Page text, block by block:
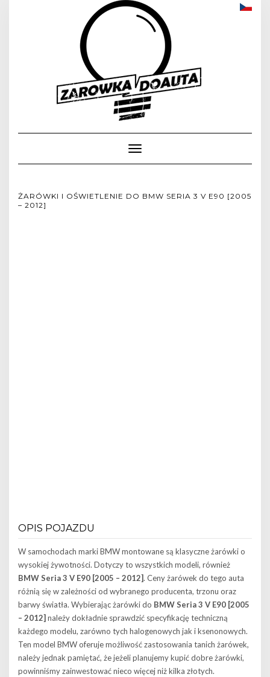
Toggle
Navigation
ŻARÓWKI I OŚWIETLENIE DO BMW SERIA 3 V E90 [2005
– 2012]
OPIS POJAZDU
W samochodach marki BMW montowane są klasyczne żarówki o
wysokiej żywotności. Dotyczy to wszystkich modeli, również
BMW Seria 3 V E90 [2005 – 2012]. Ceny żarówek do tego auta
różnią się w zależności od wybranego producenta, trzonu oraz
barwy światła. Wybierając żarówki do BMW Seria 3 V E90 [2005
– 2012] należy dokładnie sprawdzić specyfikację techniczną
każdego modelu, zarówno tych halogenowych jak i ksenonowych.
Ten model BMW oferuje możliwość zastosowania tanich żarówek,
należy jednak pamiętać, że jeżeli planujemy kupić dobre żarówki,
powinniśmy zainwestować nieco więcej niż kilka złotych.